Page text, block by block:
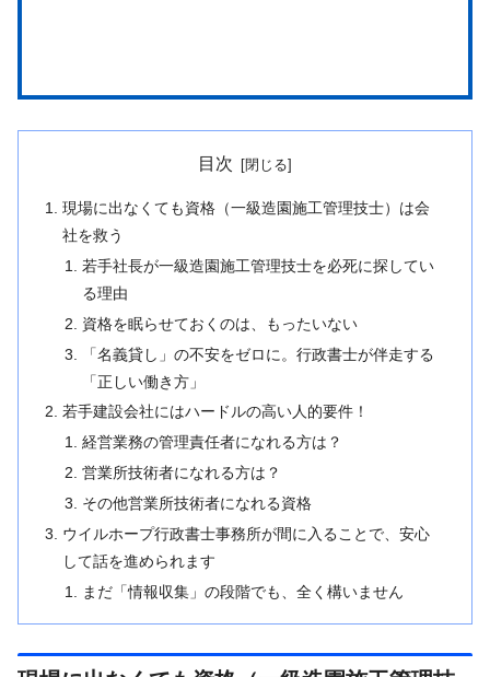
目次
現場に出なくても資格（一級造園施工管理技士）は会
社を救う
若手社長が一級造園施工管理技士を必死に探してい
る理由
資格を眠らせておくのは、もったいない
「名義貸し」の不安をゼロに。行政書士が伴走する
「正しい働き方」
若手建設会社にはハードルの高い人的要件！
経営業務の管理責任者になれる方は？
営業所技術者になれる方は？
その他営業所技術者になれる資格
ウイルホープ行政書士事務所が間に入ることで、安心
して話を進められます
まだ「情報収集」の段階でも、全く構いません